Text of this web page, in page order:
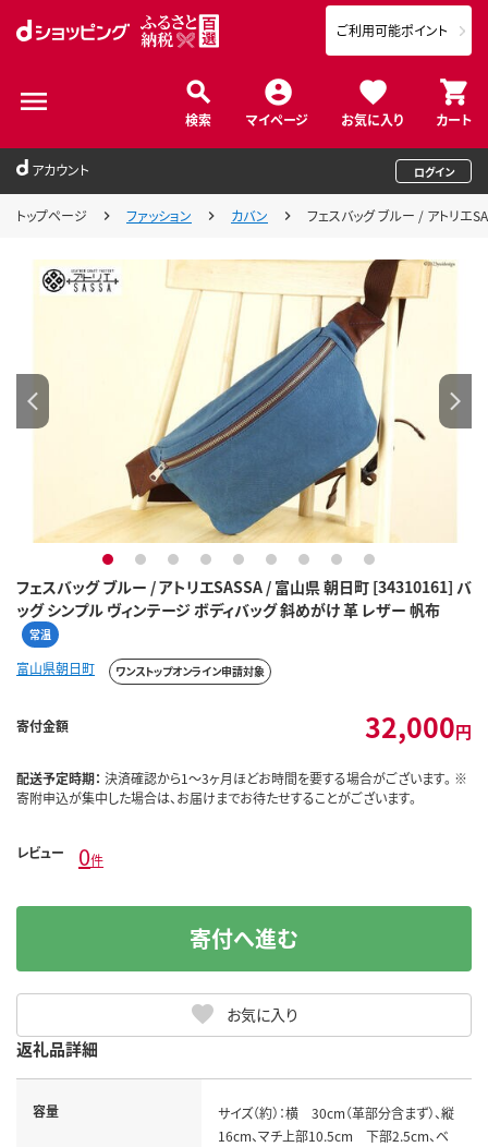
検索 マイページ お気に入り カート
ご利用可能ポイント
アカウント ログイン
トップページ ファッション カバン フェスバッグ ブルー / アトリエ
フェスバッグ ブルー / アトリエSASSA / 富山県 朝日町 [34310161] バ
ッグ シンプル ヴィンテージ ボディバッグ 斜めがけ 革 レザー 帆布
常温
1 2 3 4 5 6 7 8 9
富山県朝日町 ワンストップオンライン申請対象
寄付金額 32,000円
配送予定時期： 決済確認から1～3ヶ月ほどお時間を要する場合がございます。 ※
寄附申込が集中した場合は、お届けまでお待たせすることがございます。
レビュー 0件
お気に入り
寄付へ進む
返礼品詳細
容量
サイズ（約）：横　30cm（革部分含まず）、縦
16cm、マチ上部10.5cm　下部2.5cm、ベ